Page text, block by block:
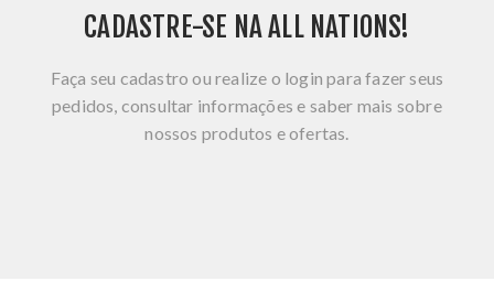
CADASTRE-SE NA ALL NATIONS!
Faça seu cadastro ou realize o login para fazer seus
pedidos, consultar informações e saber mais sobre
nossos produtos e ofertas.